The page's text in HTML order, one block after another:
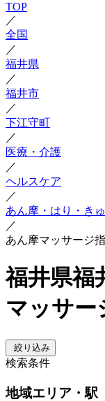
TOP
／
全国
／
福井県
／
福井市
／
下江守町
／
医療・介護
／
ヘルスケア
／
あん摩・はり・き
／
あん摩マッサージ
福井県福
マッサー
絞り込み
検索条件
地域エリア・駅